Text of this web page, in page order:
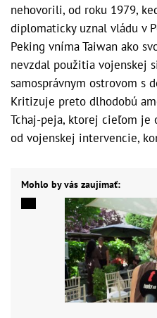
nehovorili, od roku 1979,
diplomaticky uznal vládu v
Peking vníma Taiwan ako
nevzdal použitia vojenskej
samosprávnym ostrovom s
Kritizuje preto dlhodobú
Tchaj-peja, ktorej cieľom je
od vojenskej intervencie,
Mohlo by vás zaujímať: